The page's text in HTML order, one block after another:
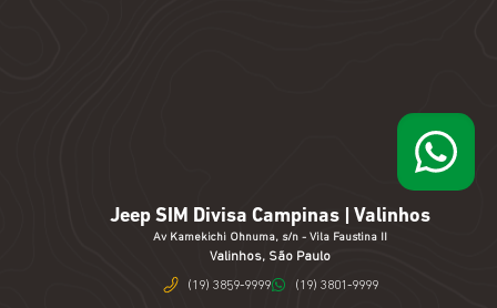
Jeep SIM Divisa Campinas | Valinhos
Av Kamekichi Ohnuma, s/n - Vila Faustina II
Valinhos, São Paulo
(19) 3859-9999 (19) 3801-9999